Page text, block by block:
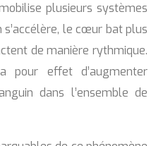
plusieurs systèmes
le cœur bat plus
de manière rythmique.
pour effet d’augmenter
dans l’ensemble de